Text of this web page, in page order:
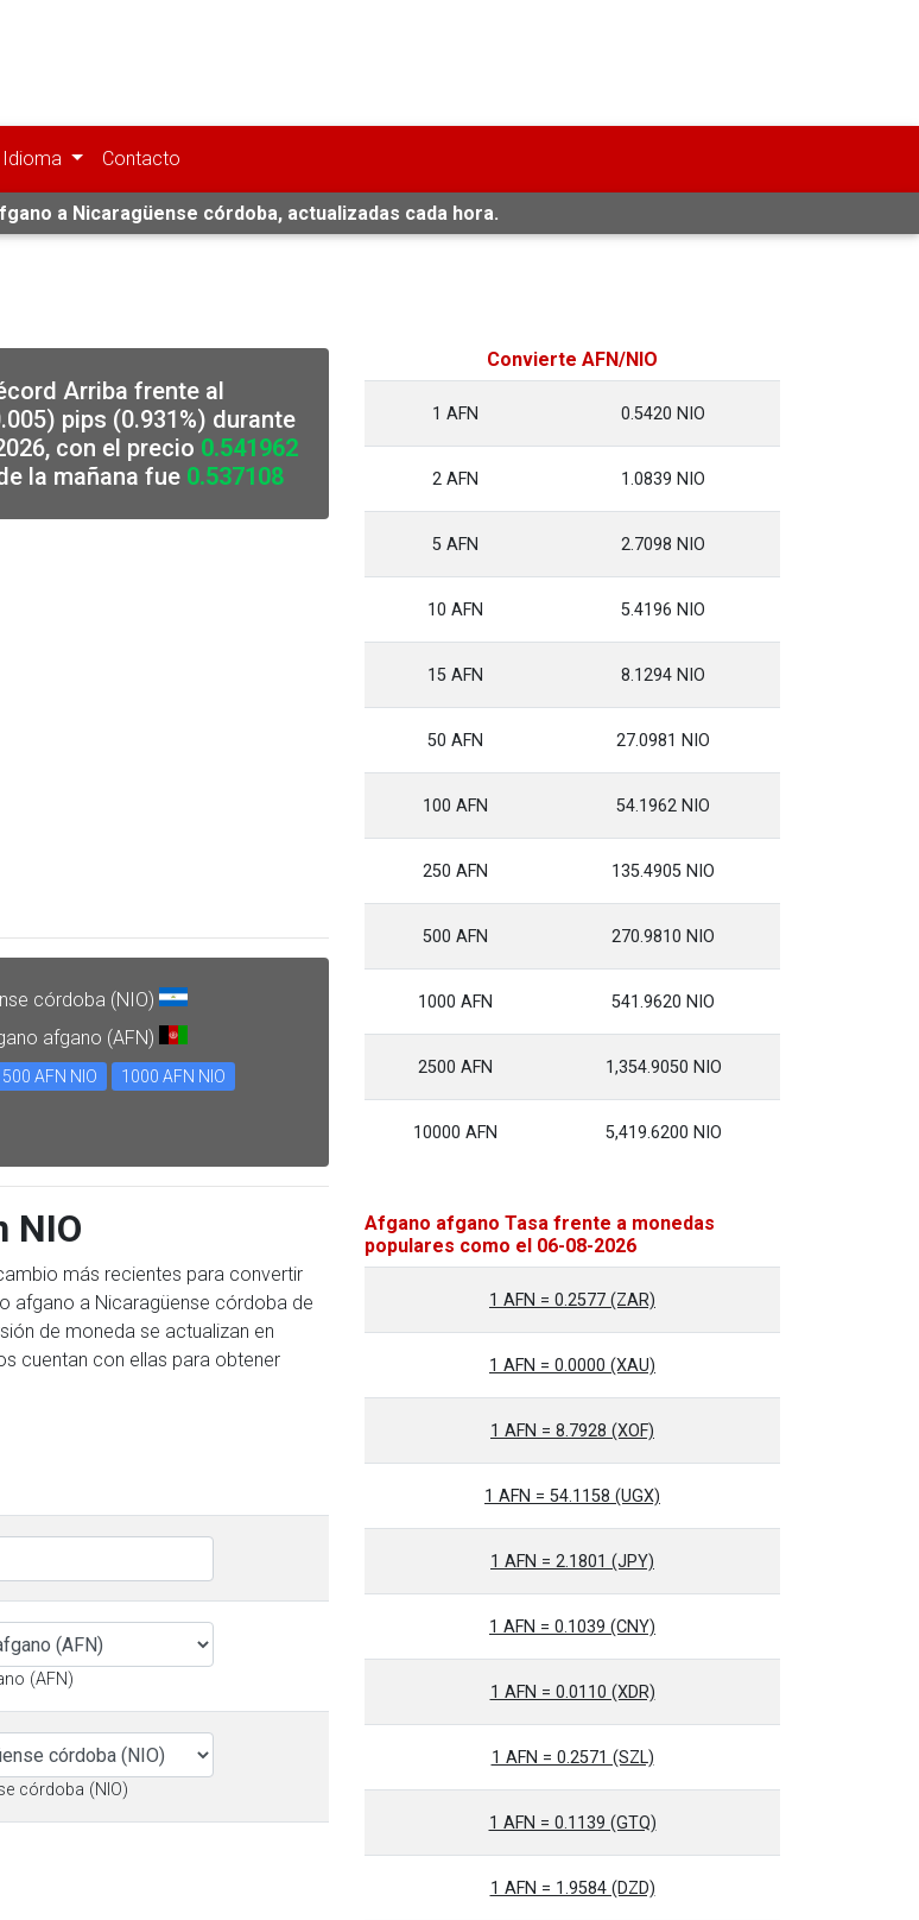
Idioma Contacto
a Nicaragüense córdoba, actualizadas cada hora.
Arriba frente al
pips (0.931%) durante
con el precio 0.541962
la mañana fue 0.537108
córdoba (NIO)
afgano (AFN)
500 AFN NIO 1000 AFN NIO
NIO
más recientes para convertir
afgano a Nicaragüense córdoba de
de moneda se actualizan en
cuentan con ellas para obtener
(AFN)
córdoba (NIO)
Convierte AFN/NIO
1 AFN 0.5420 NIO
2 AFN 1.0839 NIO
5 AFN 2.7098 NIO
10 AFN 5.4196 NIO
15 AFN 8.1294 NIO
50 AFN 27.0981 NIO
100 AFN 54.1962 NIO
250 AFN 135.4905 NIO
500 AFN 270.9810 NIO
1000 AFN 541.9620 NIO
2500 AFN 1,354.9050 NIO
10000 AFN 5,419.6200 NIO
Afgano afgano Tasa frente a monedas
populares como el 06-08-2026
1 AFN = 0.2577 (ZAR)
1 AFN = 0.0000 (XAU)
1 AFN = 8.7928 (XOF)
1 AFN = 54.1158 (UGX)
1 AFN = 2.1801 (JPY)
1 AFN = 0.1039 (CNY)
1 AFN = 0.0110 (XDR)
1 AFN = 0.2571 (SZL)
1 AFN = 0.1139 (GTQ)
1 AFN = 1.9584 (DZD)